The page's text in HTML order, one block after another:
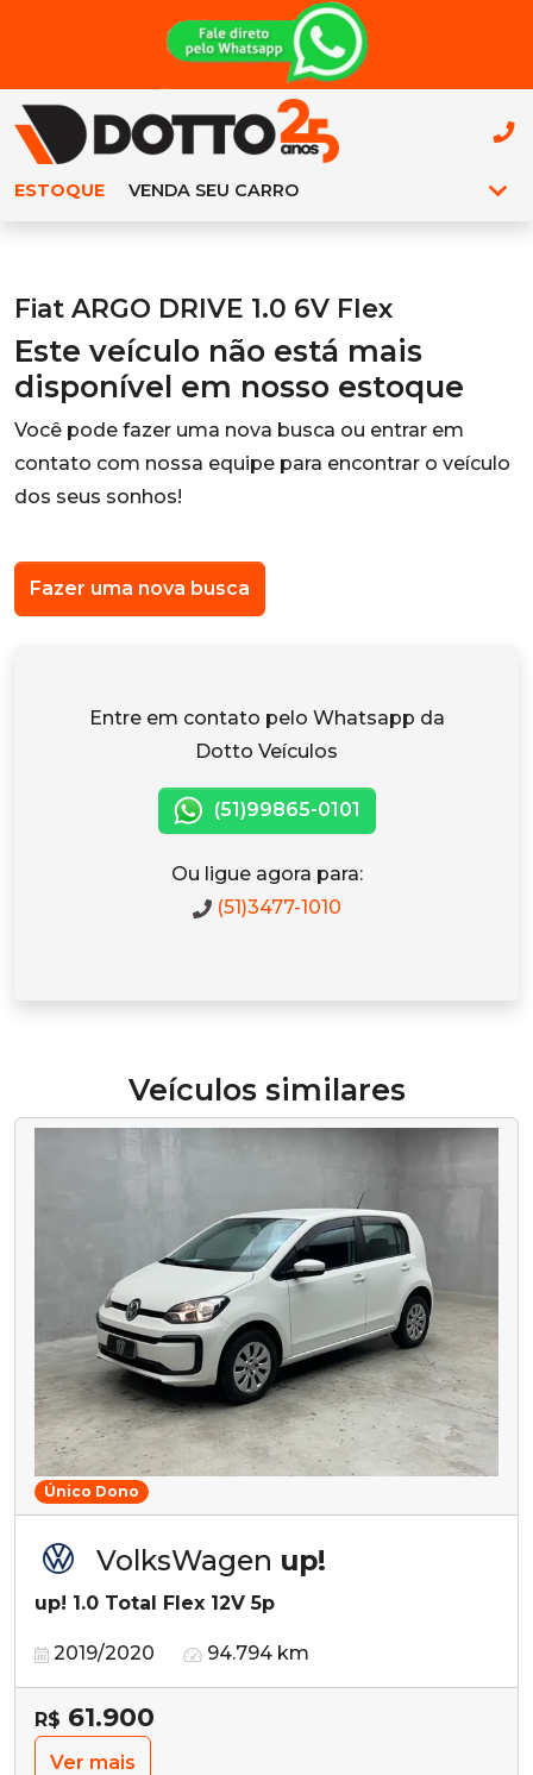
ESTOQUE VENDA SEU CARRO
Fiat ARGO DRIVE 1.0 6V Flex
Este veículo não está mais
disponível em nosso estoque
Você pode fazer uma nova busca ou entrar em
contato com nossa equipe para encontrar o veículo
dos seus sonhos!
Fazer uma nova busca
Entre em contato pelo Whatsapp da
Dotto Veículos
(51)99865-0101
Ou ligue agora para:
(51)3477-1010
Veículos similares
Único Dono
VolksWagen up!
up! 1.0 Total Flex 12V 5p
2019/2020 94.794 km
R$ 61.900
Ver mais